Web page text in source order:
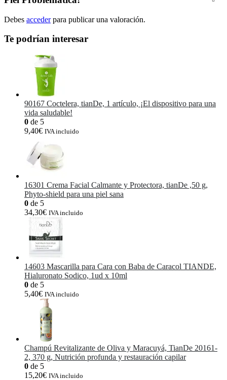
Debes accederpara publicar una valoración.
Te podrían interesar
90167 Coctelera, tianDe, 1 artículo, ¡El dispositivo para una
vida saludable!
0 de 5
9,40€ IVA incluido
16301 Crema Facial Calmante y Protectora, tianDe ,50 g,
Phyto-shield para una piel sana
0 de 5
34,30€ IVA incluido
14603 Mascarilla para Cara con Baba de Caracol TIANDE,
Hialuronato Sodico, 1ud x 10ml
0 de 5
5,40€ IVA incluido
Champú Revitalizante de Oliva y Maracuyá, TianDe 20161-
2, 370 g, Nutrición profunda y restauración capilar
0 de 5
15,20€ IVA incluido